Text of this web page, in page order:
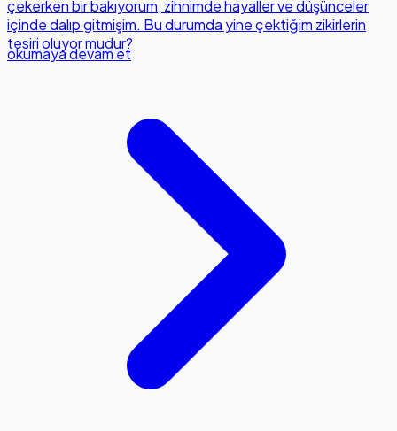
çekerken bir bakıyorum, zihnimde hayaller ve düşünceler
içinde dalıp gitmişim. Bu durumda yine çektiğim zikirlerin
tesiri oluyor mudur?
okumaya devam et